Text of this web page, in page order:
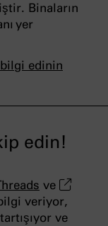
Binaların
yer
bilgi edinin
edin!
ve
veriyor,
ve